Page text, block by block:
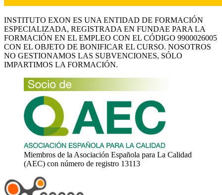
INSTITUTO EXON ES UNA ENTIDAD DE FORMACIÓN
ESPECIALIZADA, REGISTRADA EN FUNDAE PARA LA
FORMACIÓN EN EL EMPLEO CON EL CÓDIGO 9900026005
CON EL OBJETO DE BONIFICAR EL CURSO. NOSOTROS
NO GESTIONAMOS LAS SUBVENCIONES, SÓLO
IMPARTIMOS LA FORMACIÓN.
Miembros de la Asociación Española para La Calidad
(AEC) con número de registro 13113